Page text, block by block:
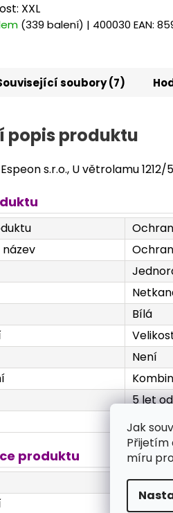
Jak
Přijetím
míru
XXL
(339 balení) | 400030 EAN:
soubory (7)
popis produktu
s.r.o., U větrolamu 1212/
Bílá
Není
5 let
1 ks v
produktu